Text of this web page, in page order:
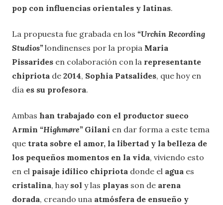
pop con influencias orientales y latinas.
La propuesta fue grabada en los “Urchin Recording
Studios”londinenses por la propia Maria
Pissarides en colaboración con la representante
chipriota de 2014, Sophia Patsalides, que hoy en
día es su profesora.
Ambas han trabajado con el productor sueco
Armin “Highmøre” Gilani en dar forma a este tema
que trata sobre el amor, la libertad y la belleza de
los pequeños momentos en la vida, viviendo esto
en el paisaje idílico chipriota donde el agua es
cristalina, hay sol y las playas son de arena
dorada, creando una atmósfera de ensueño y